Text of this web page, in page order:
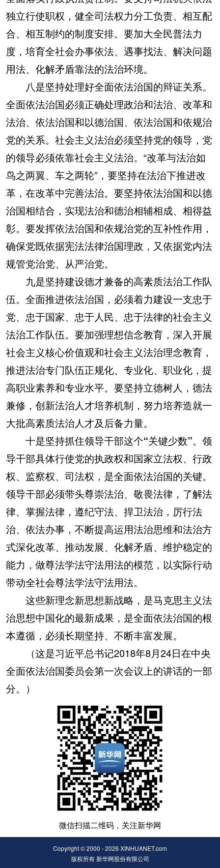
独立行使职权，健全司法权力分工负责、相互配
合、相互制约的制度安排。要加大全民普法力
度，培育全社会办事依法、遇事找法、解决问题
用法、化解矛盾靠法的法治环境。
八是坚持处理好全面依法治国的辩证关系。
全面依法治国必须正确处理政治和法治、改革和
法治、依法治国和以德治国、依法治国和依规治
党的关系。社会主义法治必须坚持党的领导，党
的领导必须依靠社会主义法治。“改革与法治如
鸟之两翼、车之两轮”，要坚持在法治下推进改
革，在改革中完善法治。要坚持依法治国和以德
治国相结合，实现法治和德治相辅相成、相得益
彰。要发挥依法治国和依规治党的互补性作用，
确保党既依据宪法法律治国理政，又依据党内法
规管党治党、从严治党。
九是坚持建设德才兼备的高素质法治工作队
伍。 全面推进依法治国，必须着力建设一支忠于
党、忠于国家、忠于人民、忠于法律的社会主义
法治工作队伍。要加强理想信念教育，深入开展
社会主义核心价值观和社会主义法治理念教育，
推进法治专门队伍正规化、专业化、职业化，提
高职业素养和专业水平。要坚持立德树人，德法
兼修，创新法治人才培养机制，努力培养造就一
大批高素质法治人才及后备力量。
十是坚持抓住领导干部这个“关键少数”。 领
导干部具体行使党的执政权和国家立法权、行政
权、监察权、司法权，是全面依法治国的关键。
领导干部必须带头尊崇法治、敬畏法律，了解法
律、掌握法律，遵纪守法、捍卫法治，厉行法
治、依法办事，不断提高运用法治思维和法治方
式深化改革、推动发展、化解矛盾、维护稳定的
能力，做尊法学法守法用法的模范，以实际行动
带动全社会尊法学法守法用法。
这些新理念新思想新战略，是马克思主义法
治思想中国化的最新成果，是全面依法治国的根
本遵循，必须长期坚持、不断丰富发展。
（这是习近平总书记2018年8月24日在中央
全面依法治国委员会第一次会议上的讲话的一部
分。）
微信扫描二维码，关注新华网
Copyright © 2000 - 2026 XINHUANET.com
版权所有 新华网股份有限公司